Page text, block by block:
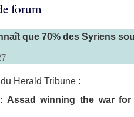
forum
que 70% des Syriens
Herald Tribune :
Assad winning the war for